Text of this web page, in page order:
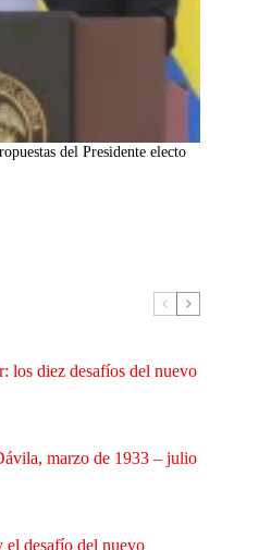
del Presidente electo
los diez desafíos del nuevo
marzo de 1933 – julio
el desafío del nuevo